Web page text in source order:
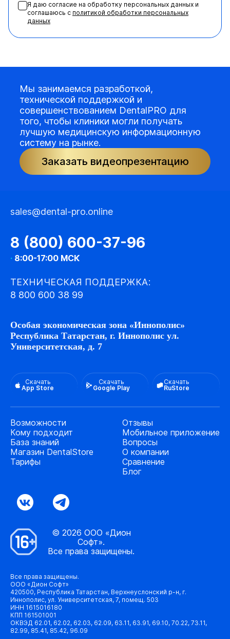
Я даю согласие на обработку персональных данных и
соглашаюсь с политикой обработки персональных
данных
Мы занимаемся разработкой,
технической поддержкой и
совершенствованием DentalPRO для
того, чтобы клиники могли получать
лучшую медицинскую информационную
систему на рынке.
Заказать видеопрезентацию
sales@dental-pro.online
8 (800) 600-37-96
· 8:00-17:00 МСК
ТЕХНИЧЕСКАЯ ПОДДЕРЖКА:
8 800 600 38 99
Особая экономическая зона «Иннополис»
Республика Татарстан, г. Иннополис ул.
Университетская, д. 7
Скачать
App Store
Скачать
Google Play
Скачать
RuStore
Возможности
Кому подходит
База знаний
Магазин DentalStore
Тарифы
Отзывы
Мобильное приложение
Вопросы
О компании
Сравнение
Блог
© 2026 ООО «Дион
Софт».
Все права защищены.
Все права защищены.
ООО «Дион Софт»
420500, Республика Татарстан, Верхнеуслонский р-н, г.
Иннополис, ул. Университетская, 7, помещ. 503
ИНН 1615016180
КПП 161501001
ОКВЭД 62.01, 62.02, 62.03, 62.09, 63.11, 63.91, 69.10, 70.22, 73.11,
82.99, 85.41, 85.42, 96.09